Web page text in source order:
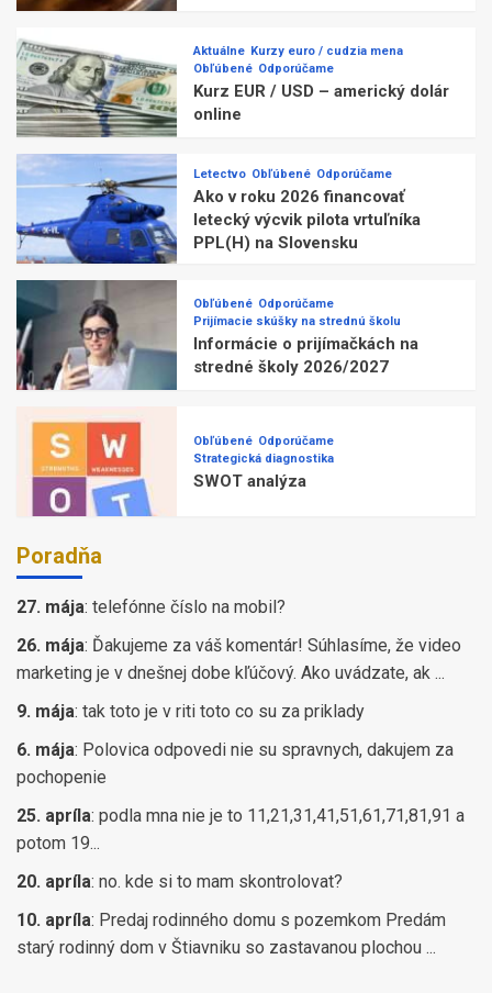
Aktuálne Kurzy euro / cudzia mena
Obľúbené Odporúčame
Kurz EUR / USD – americký dolár
online
Letectvo Obľúbené Odporúčame
Ako v roku 2026 financovať
letecký výcvik pilota vrtuľníka
PPL(H) na Slovensku
Obľúbené Odporúčame
Prijímacie skúšky na strednú školu
Informácie o prijímačkách na
stredné školy 2026/2027
Obľúbené Odporúčame
Strategická diagnostika
SWOT analýza
Poradňa
27. mája: telefónne číslo na mobil?
26. mája: Ďakujeme za váš komentár! Súhlasíme, že video
marketing je v dnešnej dobe kľúčový. Ako uvádzate, ak ...
9. mája: tak toto je v riti toto co su za priklady
6. mája: Polovica odpovedi nie su spravnych, dakujem za
pochopenie
25. apríla: podla mna nie je to 11,21,31,41,51,61,71,81,91 a
potom 19...
20. apríla: no. kde si to mam skontrolovat?
10. apríla: Predaj rodinného domu s pozemkom Predám
starý rodinný dom v Štiavniku so zastavanou plochou ...